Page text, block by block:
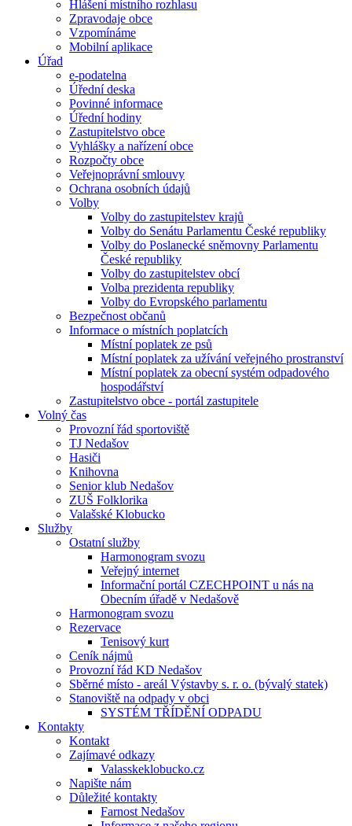
Hlášení místního rozhlasu
Zpravodaje obce
Vzpomínáme
Mobilní aplikace
Úřad
e-podatelna
Úřední deska
Povinné informace
Úřední hodiny
Zastupitelstvo obce
Vyhlášky a nařízení obce
Rozpočty obce
Veřejnoprávní smlouvy
Ochrana osobních údajů
Volby
Volby do zastupitelstev krajů
Volby do Senátu Parlamentu České republiky
Volby do Poslanecké sněmovny Parlamentu
České republiky
Volby do zastupitelstev obcí
Volba prezidenta republiky
Volby do Evropského parlamentu
Bezpečnost občanů
Informace o místních poplatcích
Místní poplatek ze psů
Místní poplatek za užívání veřejného prostranství
Místní poplatek za obecní systém odpadového
hospodářství
Zastupitelstvo obce - portál zastupitele
Volný čas
Provozní řád sportoviště
TJ Nedašov
Hasiči
Knihovna
Senior klub Nedašov
ZUŠ Folklorika
Valašské Klobucko
Služby
Ostatní služby
Harmonogram svozu
Veřejný internet
Informační portál CZECHPOINT u nás na
Obecním úřadě v Nedašově
Harmonogram svozu
Rezervace
Tenisový kurt
Ceník nájmů
Provozní řád KD Nedašov
Sběrné místo - areál Výstavby s. r. o. (bývalý statek)
Stanoviště na odpady v obci
SYSTÉM TŘÍDĚNÍ ODPADU
Kontakty
Kontakt
Zajímavé odkazy
Valasskeklobucko.cz
Napište nám
Důležité kontakty
Farnost Nedašov